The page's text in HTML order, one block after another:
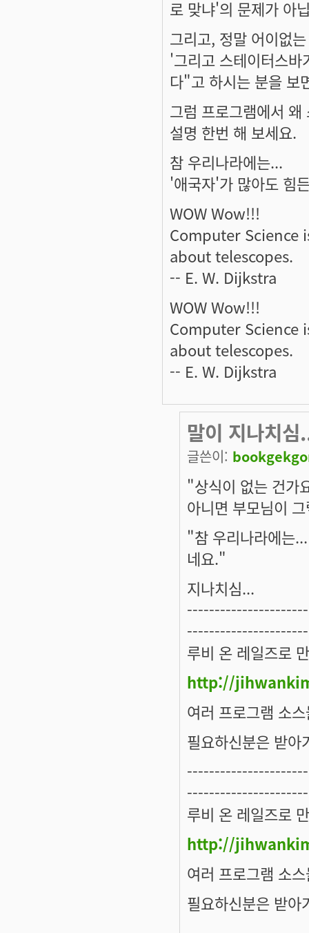
로 맞냐'의 문제가 아
그리고, 정말 어이없
'그리고 스테이터스
다"고 하시는 분을 보
그럼 프로그램에서
설명 한번 해 보세요.
참 우리나라에는...
'애국자'가 많아도 힘
WOW Wow!!!
Computer Science
about telescopes.
-- E. W. Dijkstra
WOW Wow!!!
Computer Science
about telescopes.
-- E. W. Dijkstra
말이 지나치심
글쓴이:
"상식이 없는 건가
아니면 부모님이
"참 우리나라에는
네요."
지나치심...
루비 온 레일즈로
http://
여러 프로그램 소
필요하신분은 받아
루비 온 레일즈로
http://
여러 프로그램 소
필요하신분은 받아